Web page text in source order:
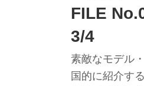
FILE
3/4
素敵なモデル
国的に紹介す